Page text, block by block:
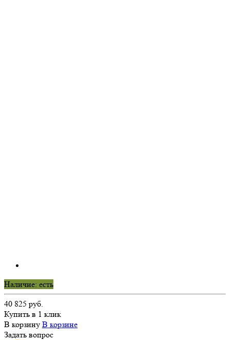
Наличие: есть
40 825 руб.
Купить в 1 клик
В корзину В корзине
Задать вопрос